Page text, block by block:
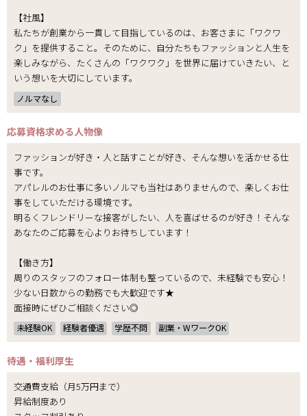
【社風】
私たちが創業から一貫して目指しているのは、お客さまに「ワクワ
ク」を提供すること。そのために、自分たちもファッションと人生を
楽しみながら、たくさんの「ワクワク」を世界に届けていきたい、と
いう想いを大切にしています。
ノルマなし
応募資格求める人物像
ファッションが好き・人と話すことが好き、そんな想いを活かせる仕
事です。
アパレルのお仕事に多いノルマも当社はありませんので、楽しくお仕
事をしていただける環境です。
明るくフレンドリーな接客がしたい、人を喜ばせるのが好き！そんな
あなたのご応募を心よりお待ちしています！
【働き方】
周りのスタッフのフォロー体制も整っているので、未経験でも安心！
少ない日数からの勤務でも大歓迎です★
面接時にぜひご相談ください◎
未経験OK 経験者優遇 学歴不問 副業・WワークOK
待遇・福利厚生
交通費支給（月5万円まで）
昇給制度あり